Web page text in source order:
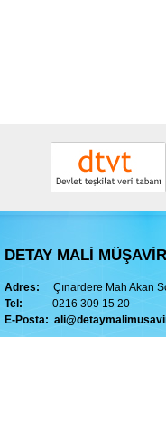
DETAY MALİ
Adres: Çınardere Mah Akan
Tel: 0216 309 15 20
E-Posta: